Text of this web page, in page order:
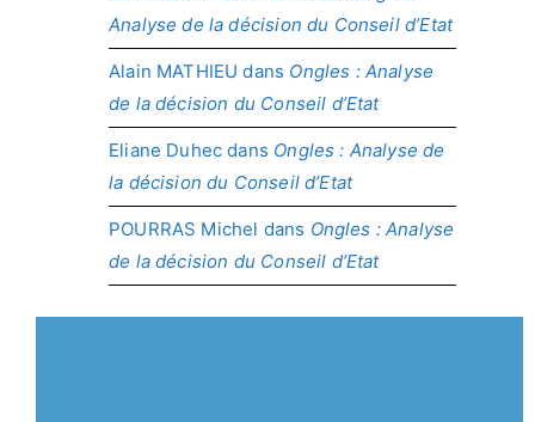
Analyse de la décision du Conseil d’Etat
Alain MATHIEU dans Ongles : Analyse
de la décision du Conseil d’Etat
Eliane Duhec dans Ongles : Analyse de
la décision du Conseil d’Etat
POURRAS Michel dans Ongles : Analyse
de la décision du Conseil d’Etat